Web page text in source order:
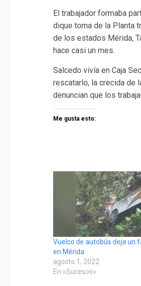
El trabajador formaba
dique toma de la Planta
de los estados Mérida,
hace casi un mes.
Salcedo vivía en Caja
rescatarlo, la crecida de
denuncian que los
Me gusta esto:
Vuelco de autobús deja un
en Mérida
agosto 1, 2022
En «Sucesos»